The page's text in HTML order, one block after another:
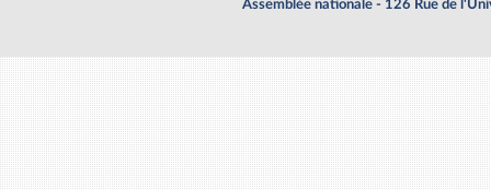
Assemblée nationale - 126 Rue de